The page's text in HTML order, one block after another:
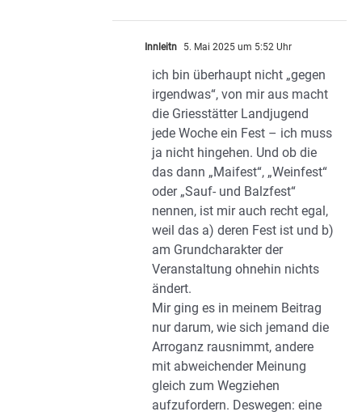
Innleitn 5. Mai 2025 um 5:52 Uhr
ich bin überhaupt nicht „gegen
irgendwas“, von mir aus macht
die Griesstätter Landjugend
jede Woche ein Fest – ich muss
ja nicht hingehen. Und ob die
das dann „Maifest“, „Weinfest“
oder „Sauf- und Balzfest“
nennen, ist mir auch recht egal,
weil das a) deren Fest ist und b)
am Grundcharakter der
Veranstaltung ohnehin nichts
ändert.
Mir ging es in meinem Beitrag
nur darum, wie sich jemand die
Arroganz rausnimmt, andere
mit abweichender Meinung
gleich zum Wegziehen
aufzufordern. Deswegen: eine